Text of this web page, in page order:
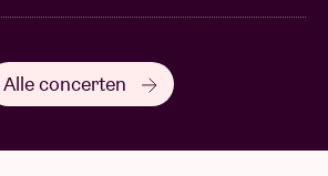
Alle concerten